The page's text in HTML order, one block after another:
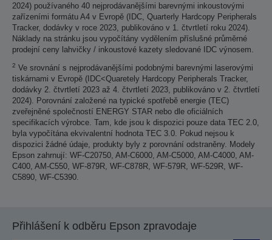
2024) používaného 40 nejprodávanějšími barevnými inkoustovými
zařízeními formátu A4 v Evropě (IDC, Quarterly Hardcopy Peripherals
Tracker, dodávky v roce 2023, publikováno v 1. čtvrtletí roku 2024).
Náklady na stránku jsou vypočítány vydělením příslušné průměrné
prodejní ceny lahvičky / inkoustové kazety sledované IDC výnosem.
2 Ve srovnání s nejprodávanějšími podobnými barevnými laserovými
tiskárnami v Evropě (IDC<Quaretely Hardcopy Peripherals Tracker,
dodávky 2. čtvrtletí 2023 až 4. čtvrtletí 2023, publikováno v 2. čtvrtletí
2024). Porovnání založené na typické spotřebě energie (TEC)
zveřejněné společností ENERGY STAR nebo dle oficiálních
specifikacích výrobce. Tam, kde jsou k dispozici pouze data TEC 2.0,
byla vypočítána ekvivalentní hodnota TEC 3.0. Pokud nejsou k
dispozici žádné údaje, produkty byly z porovnání odstraněny. Modely
Epson zahrnují: WF-C20750, AM-C6000, AM-C5000, AM-C4000, AM-
C400, AM-C550, WF-879R, WF-C878R, WF-579R, WF-529R, WF-
C5890, WF-C5390.
Přihlášení k odběru Epson zpravodaje